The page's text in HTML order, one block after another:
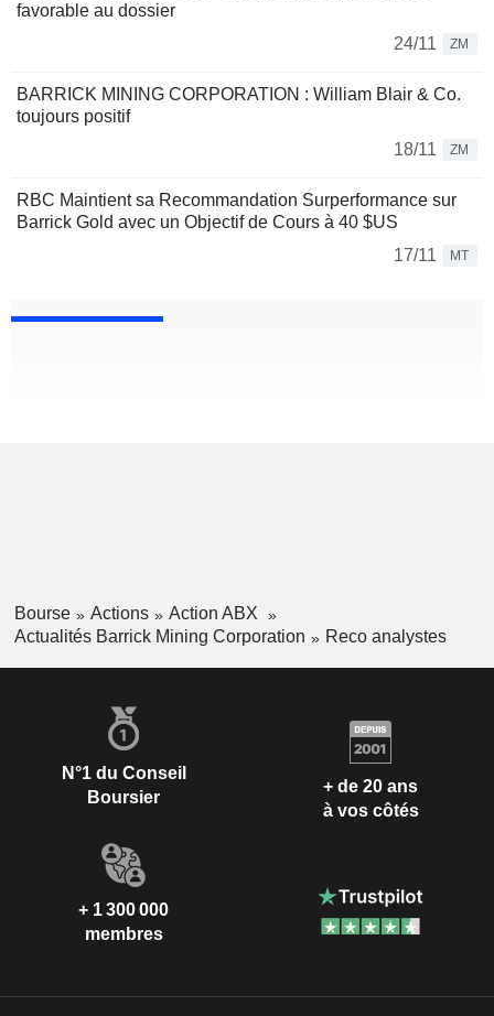
favorable au dossier
24/11
ZM
BARRICK MINING CORPORATION : William Blair & Co.
toujours positif
18/11
ZM
RBC Maintient sa Recommandation Surperformance sur
Barrick Gold avec un Objectif de Cours à 40 $US
17/11
MT
Bourse Actions
Action ABX
Actualités Barrick Mining Corporation
Reco analystes
N°1 du Conseil
Boursier
+ de 20 ans
à vos côtés
+ 1 300 000
membres